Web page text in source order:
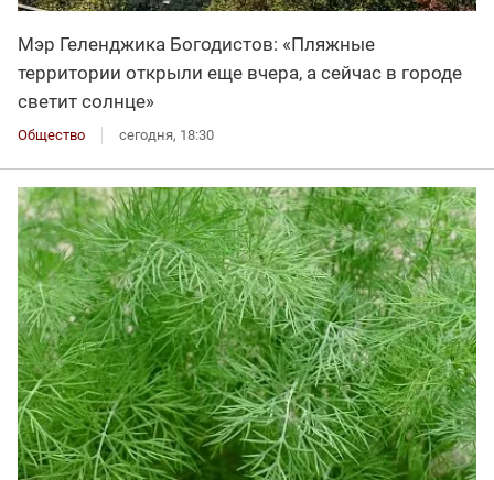
Мэр Геленджика Богодистов: «Пляжные
территории открыли еще вчера, а сейчас в городе
светит солнце»
Общество сегодня, 18:30